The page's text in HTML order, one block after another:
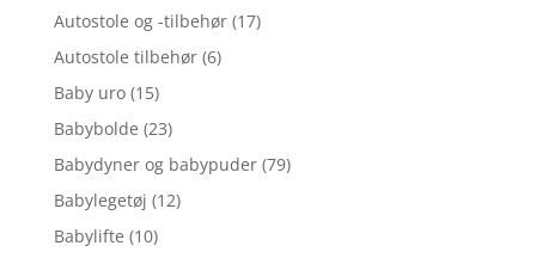
Autostole og -tilbehør (17)
Autostole tilbehør (6)
Baby uro (15)
Babybolde (23)
Babydyner og babypuder (79)
Babylegetøj (12)
Babylifte (10)